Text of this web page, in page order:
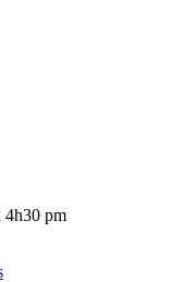
4h30 pm